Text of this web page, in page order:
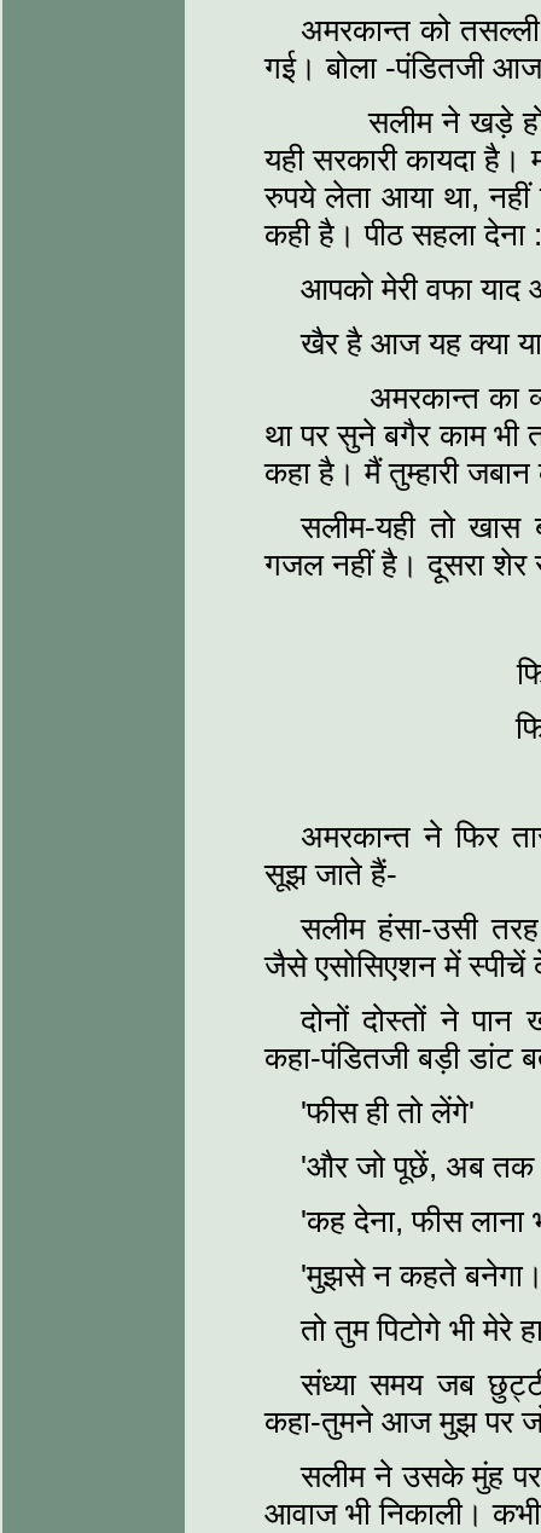
अमरकान्त को
गई। बोला -पंडितजी
सलीम ने खड़े
यही सरकारी कायदा
रुपये लेता आया था,
कही है। पीठ सहला देना :
आपको मेरी वफा याद
खैर है आज यह क्या
अमरकान्त का
था पर सुने बगैर काम
कहा है। मैं तुम्हारी
सलीम-यही तो खास
गजल नहीं है। दूसरा शेर
अमरकान्त ने फिर
सूझ जाते हैं-
सलीम हंसा-उसी
जैसे एसोसिएशन में
दोनों दोस्तों ने
कहा-पंडितजी बड़ी डांट
'फीस ही तो लेंगे'
'और जो पूछें, अब तक
'कह देना, फीस लाना
'मुझसे न कहते
तो तुम पिटोगे भी मेरे
संध्‍या समय जब
कहा-तुमने आज मुझ पर
सलीम ने उसके मुंह
आवाज भी निकाली।